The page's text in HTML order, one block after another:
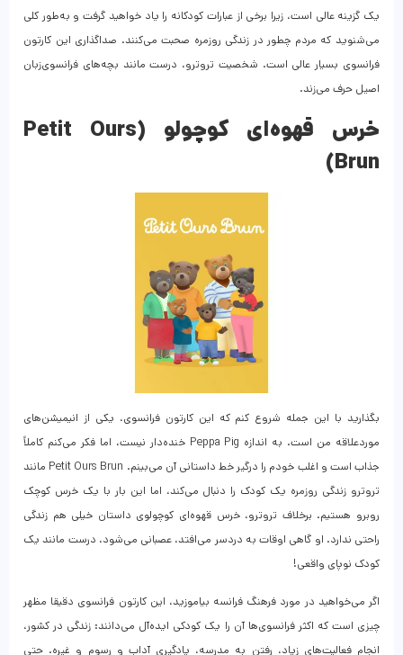
یک گزینه عالی است، زیرا برخی از عبارات کودکانه را یاد خواهید گرفت و به‌طور کلی
می‌شنوید که مردم چطور در زندگی روزمره صحبت می‌کنند. صداگذاری این کارتون
فرانسوی بسیار عالی است. شخصیت تروترو، درست مانند بچه‌های فرانسوی‌زبان
اصیل حرف می‌زند.
خرس قهوه‌ای کوچولو (Petit Ours
Brun)
بگذارید با این جمله شروع کنم که این کارتون فرانسوی، یکی از انیمیشن‌های
موردعلاقه من است. به اندازه Peppa Pig خنده‌دار نیست، اما فکر می‌کنم کاملاً
جذاب است و اغلب خودم را درگیر خط داستانی آن می‌بینم. Petit Ours Brun مانند
تروترو زندگی روزمره یک کودک را دنبال می‌کند، اما این بار با یک خرس کوچک
روبرو هستیم. برخلاف تروترو، خرس قهوه‌ای کوچولوی داستان خیلی هم زندگی
راحتی ندارد. او گاهی اوقات به دردسر می‌افتد، عصبانی می‌شود، درست مانند یک
کودک نوپای واقعی!
اگر می‌خواهید در مورد فرهنگ فرانسه بیاموزید، این کارتون فرانسوی دقیقا مظهر
چیزی است که اکثر فرانسوی‌ها آن را یک کودکی ایده‌آل می‌دانند: زندگی در کشور،
انجام فعالیت‌های زیاد، رفتن به مدرسه، یادگیری آداب و رسوم و غیره. حتی